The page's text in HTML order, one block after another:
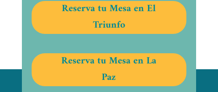
Reserva tu Mesa en El
Triunfo
Reserva tu Mesa en La
Paz